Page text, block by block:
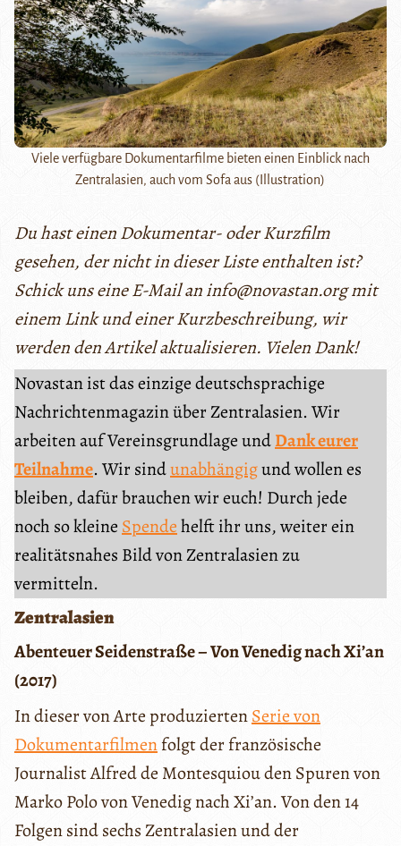
Viele verfügbare Dokumentarfilme bieten einen Einblick nach
Zentralasien, auch vom Sofa aus (Illustration)
Du hast einen Dokumentar- oder Kurzfilm
gesehen, der nicht in dieser Liste enthalten ist?
Schick uns eine E-Mail an info@novastan.org mit
einem Link und einer Kurzbeschreibung, wir
werden den Artikel aktualisieren. Vielen Dank!
Novastan ist das einzige deutschsprachige
Nachrichtenmagazin über Zentralasien. Wir
arbeiten auf Vereinsgrundlage undDank eurer
Teilnahme. Wir sindunabhängigund wollen es
bleiben, dafür brauchen wir euch! Durch jede
noch so kleine Spendehelft ihr uns, weiter ein
realitätsnahes Bild von Zentralasien zu
vermitteln.
Zentralasien
Abenteuer Seidenstraße – Von Venedig nach Xi’an
(2017)
In dieser von Arte produziertenSerie von
Dokumentarfilmenfolgt der französische
Journalist Alfred de Montesquiou den Spuren von
Marko Polo von Venedig nach Xi’an. Von den 14
Folgen sind sechs Zentralasien und der